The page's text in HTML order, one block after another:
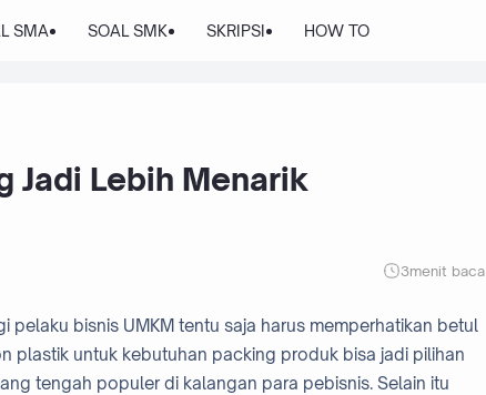
SMA SOAL SMK SKRIPSI HOW TO
Jadi Lebih Menarik
3menit baca
pelaku bisnis UMKM tentu saja harus memperhatikan betul
plastik untuk kebutuhan packing produk bisa jadi pilihan
tengah populer di kalangan para pebisnis. Selain itu